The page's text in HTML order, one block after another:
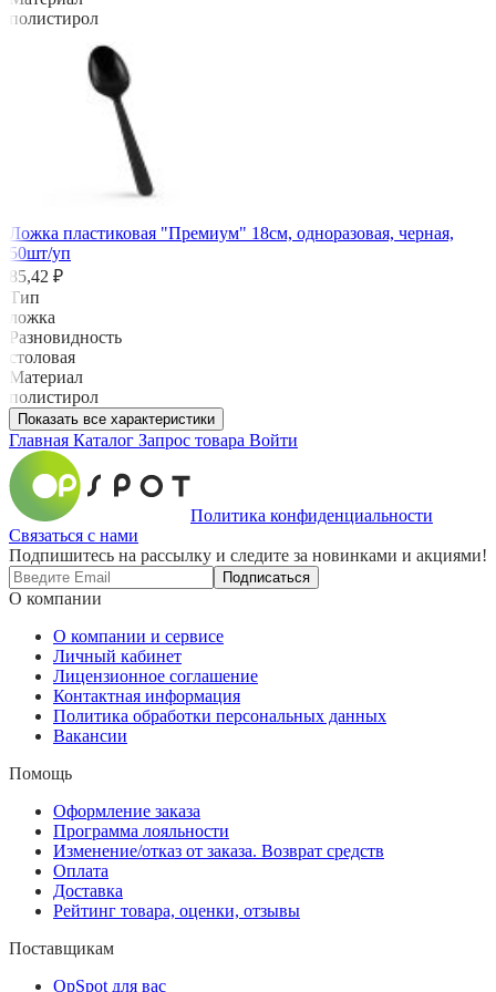
полистирол
Ложка пластиковая "Премиум" 18см, одноразовая, черная,
50шт/уп
85,42 ₽
Тип
ложка
Разновидность
столовая
Материал
полистирол
Показать все характеристики
Главная Каталог Запрос товара Войти
Политика конфиденциальности
Связаться с нами
Подпишитесь на рассылку и следите за новинками и акциями!
Подписаться
О компании
О компании и сервисе
Личный кабинет
Лицензионное соглашение
Контактная информация
Политика обработки персональных данных
Вакансии
Помощь
Оформление заказа
Программа лояльности
Изменение/отказ от заказа. Возврат средств
Оплата
Доставка
Рейтинг товара, оценки, отзывы
Поставщикам
OpSpot для вас